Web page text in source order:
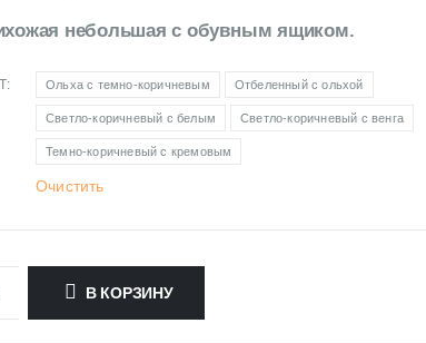
небольшая с обувным ящиком.
Ольха с темно-коричневым Отбеленный с ольхой
Светло-коричневый с белым Светло-коричневый с венга
Темно-коричневый с кремовым
Очистить
В КОРЗИНУ